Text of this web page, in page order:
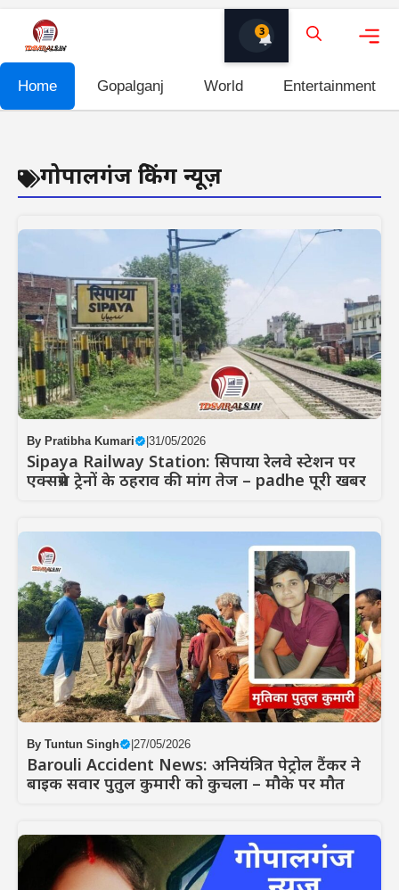
content
3
Home Gopalganj World Entertainment
गोपालगंज ब्रेकिंग न्यूज़
By Pratibha Kumari 31/05/2026
Sipaya Railway Station: सिपाया रेलवे स्टेशन पर
एक्सप्रेस ट्रेनों के ठहराव की मांग तेज – padhe पूरी खबर
By Tuntun Singh 27/05/2026
Barouli Accident News: अनियंत्रित पेट्रोल टैंकर ने
बाइक सवार पुतुल कुमारी को कुचला – मौके पर मौत